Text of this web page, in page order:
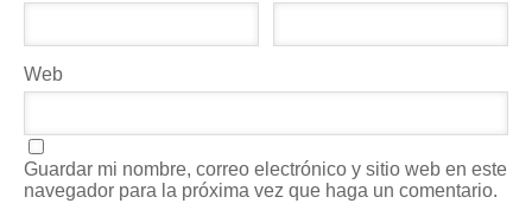
Web
Guardar mi nombre, correo electrónico y sitio web en este
navegador para la próxima vez que haga un comentario.